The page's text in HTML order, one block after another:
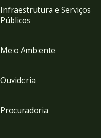
Infraestrutura e Serviços
Públicos
Meio Ambiente
Ouvidoria
Procuradoria